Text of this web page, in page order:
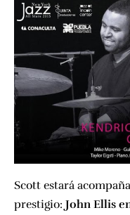
Scott estará
prestigio: John Ellis